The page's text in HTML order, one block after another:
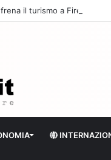
il turismo a Firenze: